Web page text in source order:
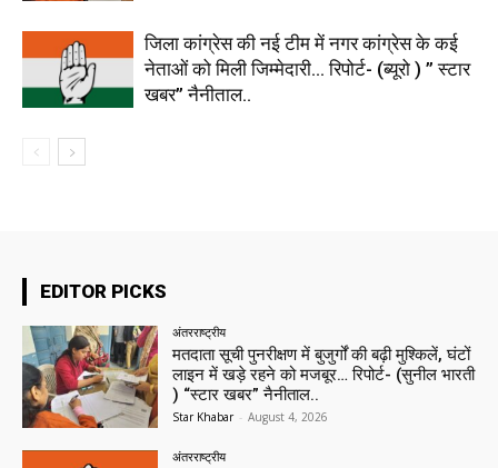
जिला कांग्रेस की नई टीम में नगर कांग्रेस के कई
नेताओं को मिली जिम्मेदारी… रिपोर्ट- (ब्यूरो ) ” स्टार
खबर” नैनीताल..
EDITOR PICKS
अंतरराष्ट्रीय
मतदाता सूची पुनरीक्षण में बुजुर्गों की बढ़ी मुश्किलें, घंटों
लाइन में खड़े रहने को मजबूर… रिपोर्ट- (सुनील भारती
) “स्टार खबर” नैनीताल..
Star Khabar - August 4, 2026
अंतरराष्ट्रीय